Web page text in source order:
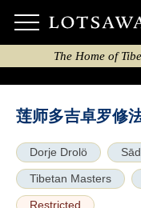
The Home of
莲师多吉卓罗修
Dorje Drolö
Tibetan Masters
Restricted